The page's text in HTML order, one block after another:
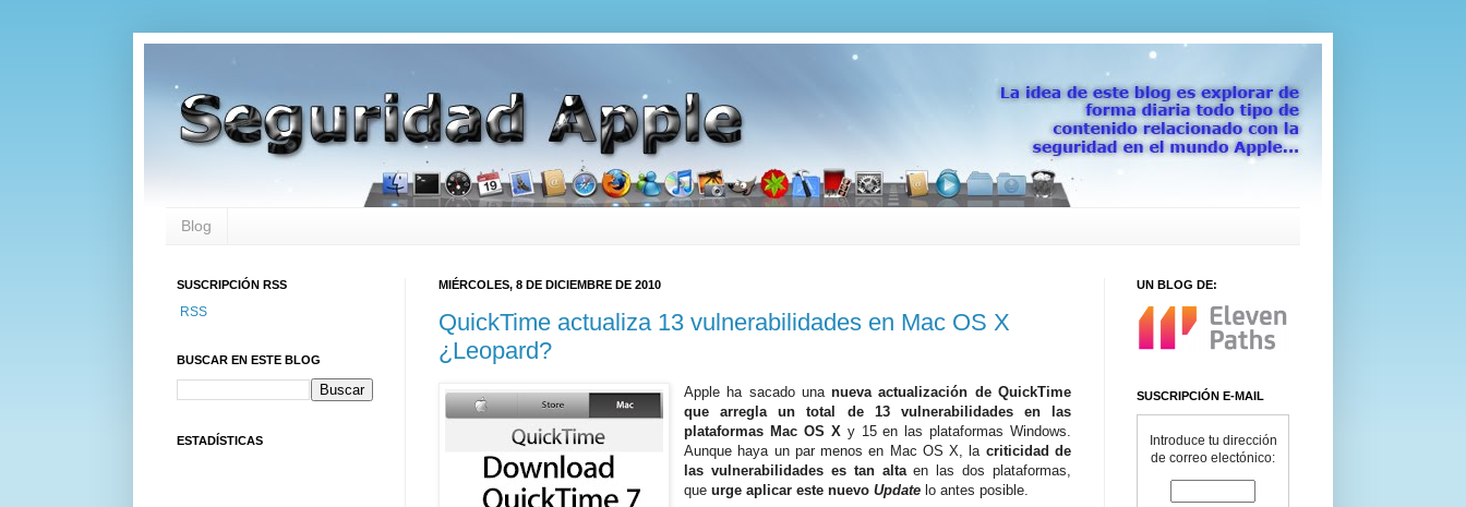
Blog
MIÉRCOLES, 8 DE DICIEMBRE DE 2010
QuickTime actualiza 13 vulnerabilidades en Mac OS X
¿Leopard?
Apple ha sacado unanueva actualización de QuickTime
que arregla un total de 13 vulnerabilidades en las
plataformas Mac OS Xy 15 en las plataformas Windows.
Aunque haya un par menos en Mac OS X, la criticidad de
las vulnerabilidades es tan altaen las dos plataformas,
queurge aplicar este nuevoUpdate lo antes posible.
SUSCRIPCIÓN RSS
RSS
BUSCAR EN ESTE BLOG
ESTADÍSTICAS
UN BLOG DE:
SUSCRIPCIÓN E-MAIL
Introduce tu dirección
de correo electónico: